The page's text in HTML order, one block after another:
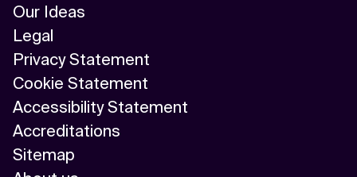
Our Ideas
Legal
Privacy Statement
Cookie Statement
Accessibility Statement
Accreditations
Sitemap